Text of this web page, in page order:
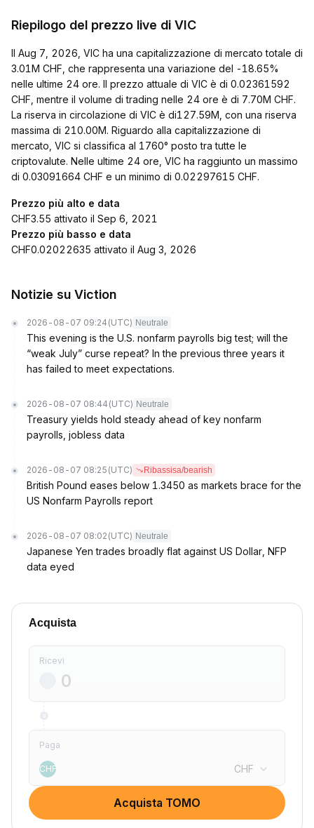
Riepilogo del prezzo live di VIC
Il Aug 7, 2026, VIC ha una capitalizzazione di mercato totale di
3.01M CHF, che rappresenta una variazione del -18.65%
nelle ultime 24 ore. Il prezzo attuale di VIC è di 0.02361592
CHF, mentre il volume di trading nelle 24 ore è di 7.70M CHF.
La riserva in circolazione di VIC è di127.59M, con una riserva
massima di 210.00M. Riguardo alla capitalizzazione di
mercato, VIC si classifica al 1760° posto tra tutte le
criptovalute. Nelle ultime 24 ore, VIC ha raggiunto un massimo
di 0.03091664 CHF e un minimo di 0.02297615 CHF.
Prezzo più alto e data
CHF3.55 attivato il Sep 6, 2021
Prezzo più basso e data
CHF0.02022635 attivato il Aug 3, 2026
Notizie su Viction
2026-08-07 09:24 (UTC) Neutrale
This evening is the U.S. nonfarm payrolls big test; will the
“weak July” curse repeat? In the previous three years it
has failed to meet expectations.
2026-08-07 08:44 (UTC) Neutrale
Treasury yields hold steady ahead of key nonfarm
payrolls, jobless data
2026-08-07 08:25 (UTC) Ribassisa/bearish
British Pound eases below 1.3450 as markets brace for the
US Nonfarm Payrolls report
2026-08-07 08:02 (UTC) Neutrale
Japanese Yen trades broadly flat against US Dollar, NFP
data eyed
Acquista
Ricevi
Paga
CHF CHF
Acquista TOMO